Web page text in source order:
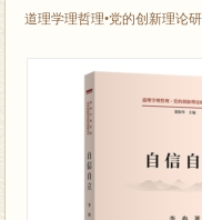
道理学理哲理•党的创新理论